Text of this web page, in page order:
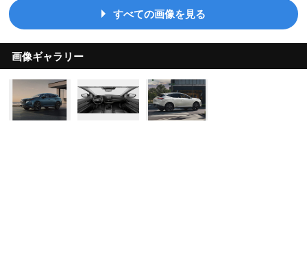
すべての画像を見る
画像ギャラリー